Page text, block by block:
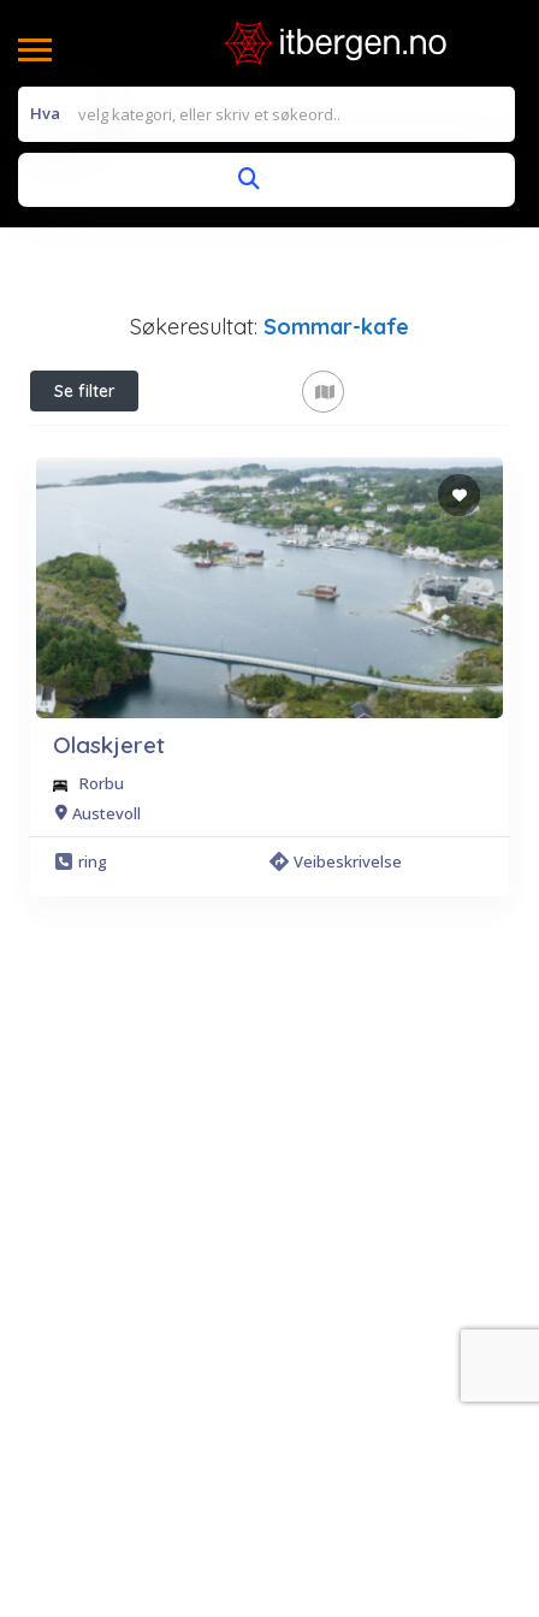
Hva
Søkeresultat: Sommar-kafe
Se filter
Olaskjeret
Rorbu
Austevoll
ring Veibeskrivelse